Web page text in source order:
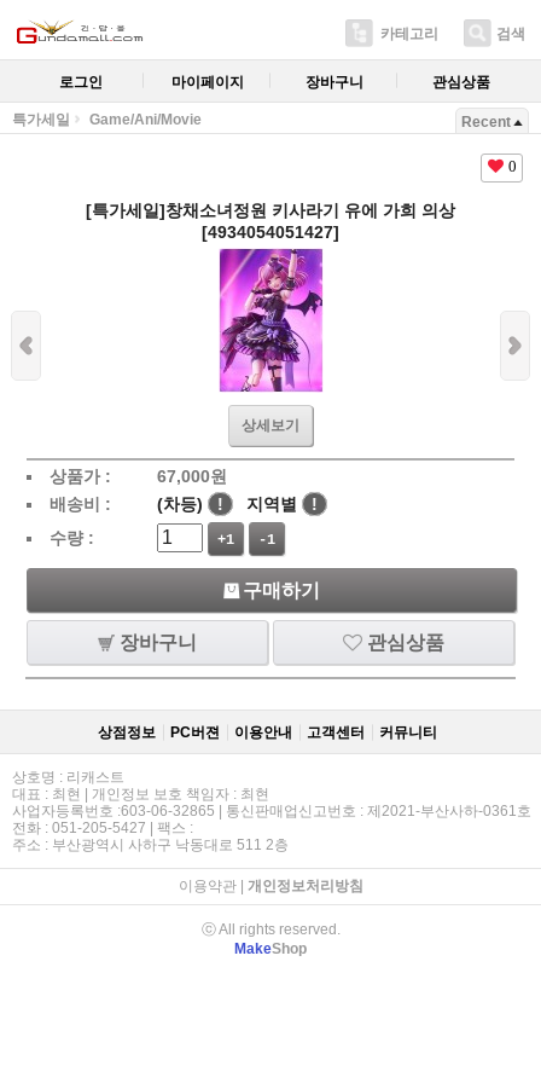
카테고리 검색
로그인 마이페이지 장바구니 관심상품
특가세일 Game/Ani/Movie Recent
0
[특가세일]창채소녀정원 키사라기 유에 가희 의상
[4934054051427]
상세보기
상품가 : 67,000원
배송비 :
(차등) ! 지역별
!
수량 :
+1 -1
구매하기
장바구니 관심상품
상점정보 PC버젼 이용안내 고객센터 커뮤니티
상호명 : 리캐스트
대표 : 최현 | 개인정보 보호 책임자 : 최현
사업자등록번호 :603-06-32865 | 통신판매업신고번호 : 제2021-부산사하-0361호
전화 : 051-205-5427 | 팩스 :
주소 : 부산광역시 사하구 낙동대로 511 2층
이용약관| 개인정보처리방침
ⓒ All rights reserved.
MakeShop